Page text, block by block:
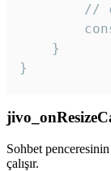
//
    }
}
Sohbet
çalışır.